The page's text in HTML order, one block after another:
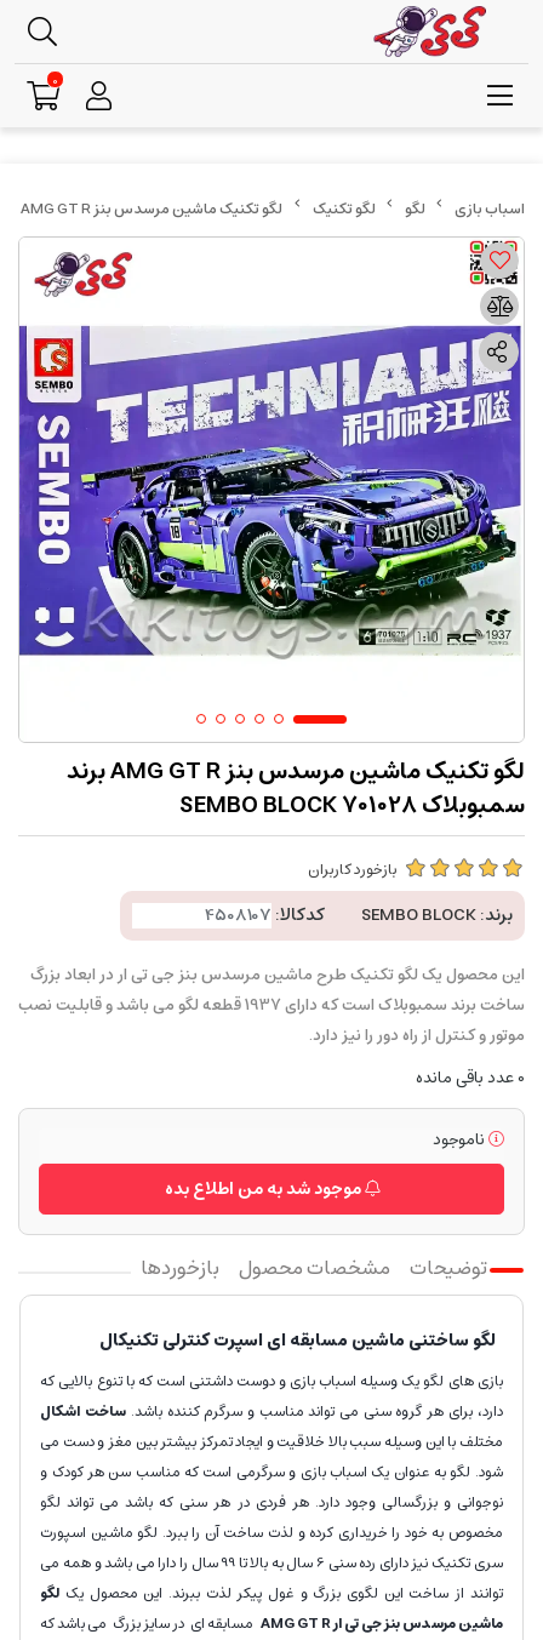
لگو لگو تکنیک لگو تکنیک ماشین مرسدس بنز AMG GT R برند سمبوبلاک SEMBO BLOCK 701028
لگو تکنیک ماشین مرسدس بنز AMG GT R برند
سمبوبلاک SEMBO BLOCK 701028
بازخورد کاربران
برند:SEMBO BLOCK کدکالا:
این محصول یک لگو تکنیک طرح ماشین مرسدس بنز جی تی ار در ابعاد بزرگ
ساخت برند سمبوبلاک است که دارای 1937 قطعه لگو می باشد و قابلیت نصب
موتور و کنترل از راه دور را نیز دارد.
0عدد باقی مانده
ناموجود
موجود شد به من اطلاع بده
توضیحات مشخصات محصول بازخوردها
لگو ساختنی ماشین مسابقه ای اسپرت کنترلی تکنیکال
بازی های لگو یک وسیله اسباب بازی و دوست داشتنی است که با تنوع بالایی که
دارد، برای هر گروه سنی می تواند مناسب و سرگرم کننده باشد. ساخت اشکال
مختلف با این وسیله سبب بالا خلاقیت و ایجاد تمرکز بیشتر بین مغز و دست می
شود. لگو به عنوان یک اسباب بازی و سرگرمی است که مناسب سن هر کودک و
نوجوانی و بزرگسالی وجود دارد. هر فردی در هر سنی که باشد می تواند لگو
مخصوص به خود را خریداری کرده و لذت ساخت آن را ببرد. لگو ماشین اسپورت
سری تکنیک نیز دارای رده سنی 6 سال به بالا تا 99 سال را دارا می باشد و همه می
توانند از ساخت این لگوی بزرگ و غول پیکر لذت ببرند. این محصول یک لگو
ماشین مرسدس بنز جی تی ار AMG GT R
مسابقه ای در سایز بزرگ می باشد که
0